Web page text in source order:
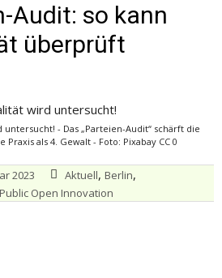
Audit: so kann
überprüft
- Das „Parteien-Audit“ schärft die
als 4. Gewalt - Foto: Pixabay CC 0
2023 Aktuell, Berlin,
Open Innovation